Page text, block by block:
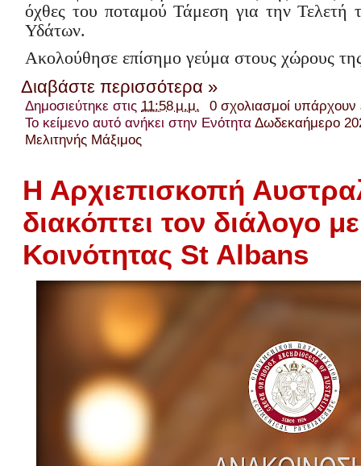
όχθες του ποταμού Τάμεση για την Τελετή
Υδάτων.
Ακολούθησε επίσημο γεύμα στους χώρους
Διαβάστε περισσότερα »
Δημοσιεύτηκε στις 11:58 μ.μ.
0 σχολιασμοί
Το κείμενο αυτό ανήκει στην ΕνότηταΔωδεκαήμερο
Μελιτηνής Μάξιμος
Η Αρχιεπισκοπή
διακόπτει τον διάλογο
Κοινότητας St Albans